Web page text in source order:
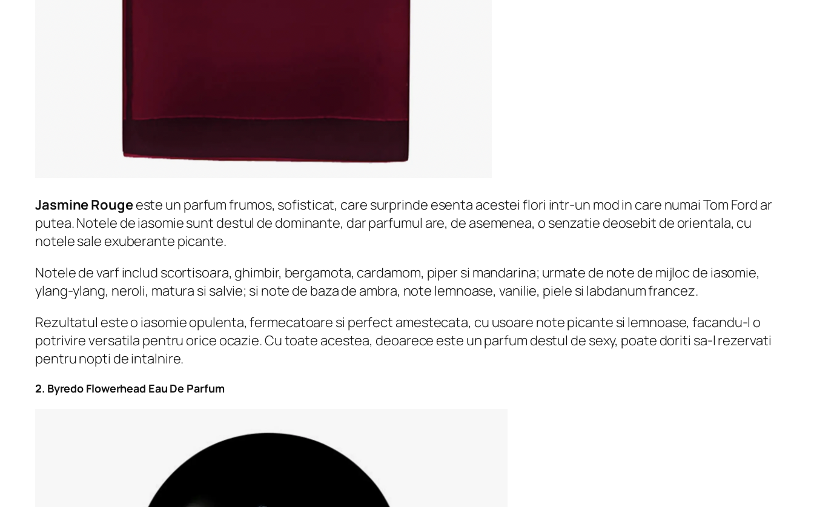
Jasmine Rougeeste un parfum frumos, sofisticat, care surprinde esenta acestei flori intr-un mod in care numai Tom Ford ar
putea. Notele de iasomie sunt destul de dominante, dar parfumul are, de asemenea, o senzatie deosebit de orientala, cu
notele sale exuberante picante.
Notele de varf includ scortisoara, ghimbir, bergamota, cardamom, piper si mandarina; urmate de note de mijloc de iasomie,
ylang-ylang, neroli, matura si salvie; si note de baza de ambra, note lemnoase, vanilie, piele si labdanum francez.
Rezultatul este o iasomie opulenta, fermecatoare si perfect amestecata, cu usoare note picante si lemnoase, facandu-l o
potrivire versatila pentru orice ocazie. Cu toate acestea, deoarece este un parfum destul de sexy, poate doriti sa-l rezervati
pentru nopti de intalnire.
2. Byredo Flowerhead Eau De Parfum